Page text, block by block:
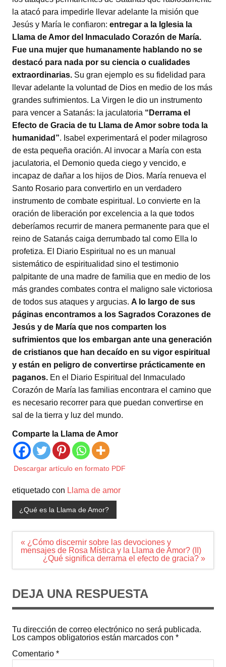
la atacó para impedirle llevar adelante la misión que
Jesús y María le confiaron: entregar a la Iglesia la
Llama de Amor del Inmaculado Corazón de María.
Fue una mujer que humanamente hablando no se
destacó para nada por su ciencia o cualidades
extraordinarias. Su gran ejemplo es su fidelidad para
llevar adelante la voluntad de Dios en medio de los más
grandes sufrimientos. La Virgen le dio un instrumento
para vencer a Satanás: la jaculatoria “Derrama el
Efecto de Gracia de tu Llama de Amor sobre toda la
humanidad”. Isabel experimentará el poder milagroso
de esta pequeña oración. Al invocar a María con esta
jaculatoria, el Demonio queda ciego y vencido, e
incapaz de dañar a los hijos de Dios. María renueva el
Santo Rosario para convertirlo en un verdadero
instrumento de combate espiritual. Lo convierte en la
oración de liberación por excelencia a la que todos
deberíamos recurrir de manera permanente para que el
reino de Satanás caiga derrumbado tal como Ella lo
profetiza. El Diario Espiritual no es un manual
sistemático de espiritualidad sino el testimonio
palpitante de una madre de familia que en medio de los
más grandes combates contra el maligno sale victoriosa
de todos sus ataques y argucias. A lo largo de sus
páginas encontramos a los Sagrados Corazones de
Jesús y de María que nos comparten los
sufrimientos que los embargan ante una generación
de cristianos que han decaído en su vigor espiritual
y están en peligro de convertirse prácticamente en
paganos. En el Diario Espiritual del Inmaculado
Corazón de María las familias encontrara el camino que
es necesario recorrer para que puedan convertirse en
sal de la tierra y luz del mundo.
Comparte la Llama de Amor
Descargar artículo en formato PDF
etiquetado con Llama de amor
¿Qué es la Llama de Amor?
Navegación
de
entradas
« ¿Cómo discernir sobre las devociones y
mensajes de Rosa Mística y la Llama de Amor? (II)
¿Qué significa derrama el efecto de gracia? »
DEJA UNA RESPUESTA
Tu dirección de correo electrónico no será publicada.
Los campos obligatorios están marcados con *
Comentario *